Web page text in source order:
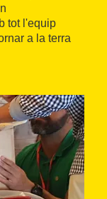
tot l'equip
a la terra